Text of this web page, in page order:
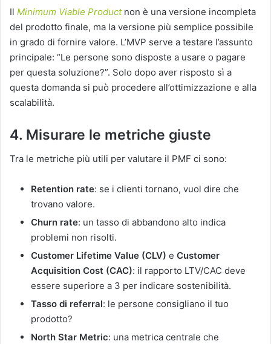
Il Minimum Viable Productnon è una versione incompleta
del prodotto finale, ma la versione più semplice possibile
in grado di fornire valore. L’MVP serve a testare l’assunto
principale: “Le persone sono disposte a usare o pagare
per questa soluzione?”. Solo dopo aver risposto sì a
questa domanda si può procedere all’ottimizzazione e alla
scalabilità.
4. Misurare le metriche giuste
Tra le metriche più utili per valutare il PMF ci sono:
Retention rate: se i clienti tornano, vuol dire che
trovano valore.
Churn rate: un tasso di abbandono alto indica
problemi non risolti.
Customer Lifetime Value (CLV) e Customer
Acquisition Cost (CAC): il rapporto LTV/CAC deve
essere superiore a 3 per indicare sostenibilità.
Tasso di referral: le persone consigliano il tuo
prodotto?
North Star Metric: una metrica centrale che